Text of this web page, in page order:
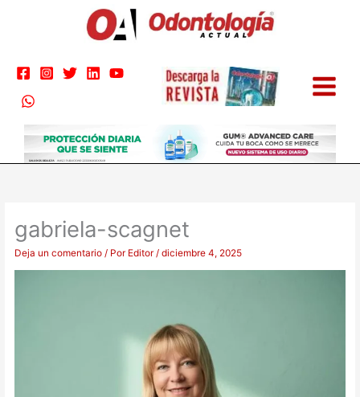
gabriela-scagnet
Deja un comentario / Por Editor/diciembre 4, 2025